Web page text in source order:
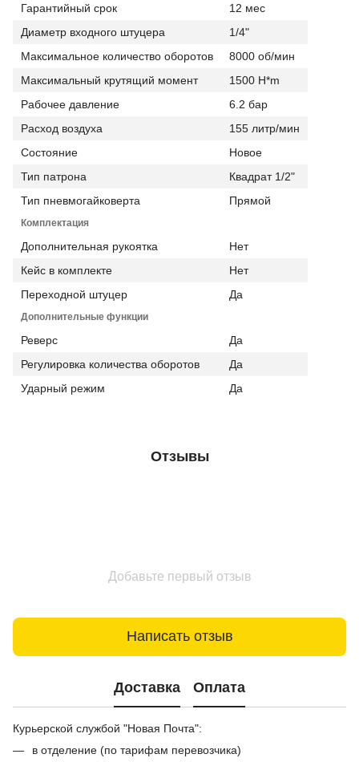
Гарантийный срок
12 мес
Диаметр входного штуцера
1/4"
Максимальное количество оборотов
8000 об/мин
Максимальный крутящий момент
1500 H*m
Рабочее давление
6.2 бар
Расход воздуха
155 литр/мин
Состояние
Новое
Тип патрона
Квадрат 1/2"
Тип пневмогайковерта
Прямой
Комплектация
Дополнительная рукоятка
Нет
Кейс в комплекте
Нет
Переходной штуцер
Да
Дополнительные функции
Реверс
Да
Регулировка количества оборотов
Да
Ударный режим
Да
Отзывы
Добавьте первый отзыв
Написать отзыв
Доставка Оплата
Курьерской службой "Новая Почта":
в отделение (по тарифам перевозчика)